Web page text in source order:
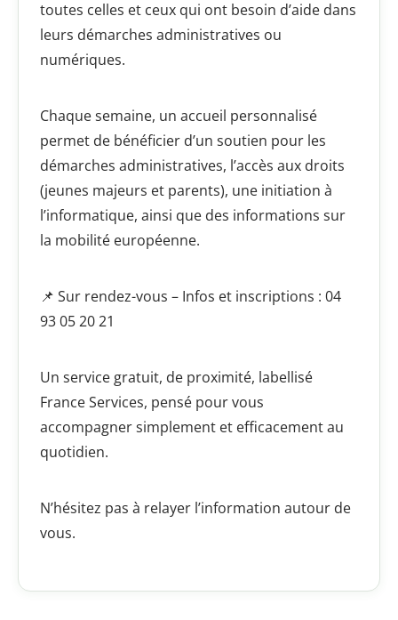
toutes celles et ceux qui ont besoin d’aide dans
leurs démarches administratives ou
numériques.
Chaque semaine, un accueil personnalisé
permet de bénéficier d’un soutien pour les
démarches administratives, l’accès aux droits
(jeunes majeurs et parents), une initiation à
l’informatique, ainsi que des informations sur
la mobilité européenne.
📌 Sur rendez-vous – Infos et inscriptions : 04
93 05 20 21
Un service gratuit, de proximité, labellisé
France Services, pensé pour vous
accompagner simplement et efficacement au
quotidien.
N’hésitez pas à relayer l’information autour de
vous.